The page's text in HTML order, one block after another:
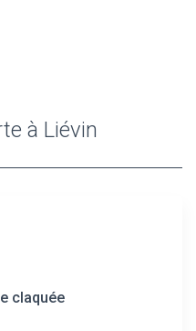
à Liévin
claquée